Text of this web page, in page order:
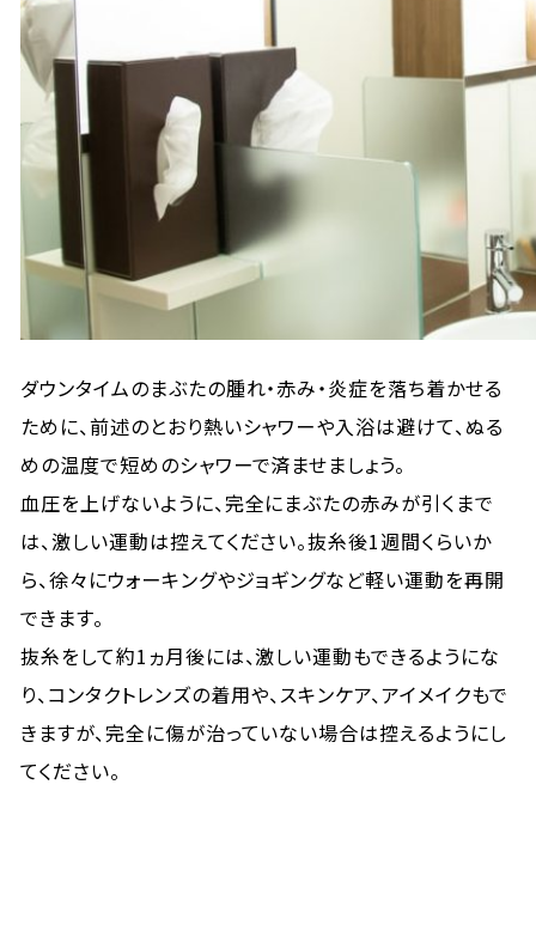
ダウンタイムのまぶたの腫れ・赤み・炎症を落ち着かせる
ために、前述のとおり熱いシャワーや入浴は避けて、ぬる
めの温度で短めのシャワーで済ませましょう。
血圧を上げないように、完全にまぶたの赤みが引くまで
は、激しい運動は控えてください。抜糸後1週間くらいか
ら、徐々にウォーキングやジョギングなど軽い運動を再開
できます。
抜糸をして約1ヵ月後には、激しい運動もできるようにな
り、コンタクトレンズの着用や、スキンケア、アイメイクもで
きますが、完全に傷が治っていない場合は控えるようにし
てください。